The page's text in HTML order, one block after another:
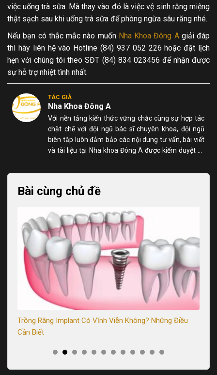
việc uống trà sữa. Mà thay vào đó là việc vệ sinh răng miệng
thật sạch sau khi uống trà sữa để phòng ngừa sâu răng nhé.
Nếu bạn có thắc mắc nào muốn Nha Khoa Đông Agiải đáp
thì hãy liên hệ vào Hotline (84) 937 052 226 hoặc đặt lịch
hẹn với chúng tôi theo SĐT (84) 834 023456 để nhận được
sự hỗ trợ nhiệt tình nhất.
TÁC GIẢ
Nha Khoa Đông A
Với nền tảng kiến thức vững chắc cùng sự hợp tác
chặt chẽ với đội ngũ bác sĩ chuyên khoa, đội ngũ
biên tập luôn đảm bảo các nội dung tư vấn, bài viết
và tài liệu tại Nha khoa Đông A được kiểm duyệt kỹ
Bài cùng chủ đề
Trồng Răng Implant Có Vĩnh Viễn Không? Những Điều
Cần Biết